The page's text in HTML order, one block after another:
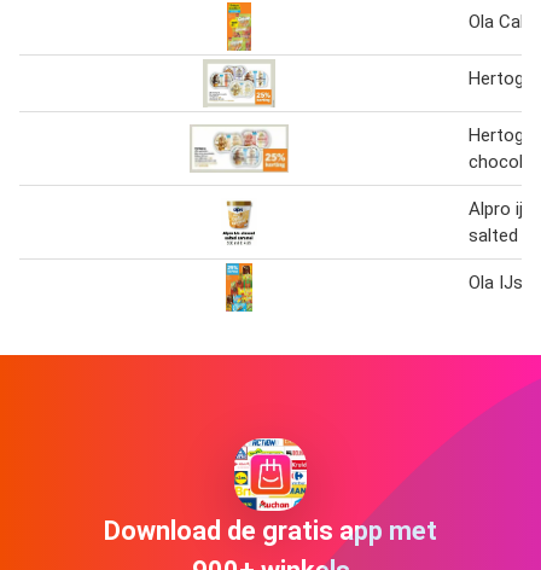
Ola
Hertog
Hertog
Alpro ijs
salted
Ola IJs
Download de gratis app met